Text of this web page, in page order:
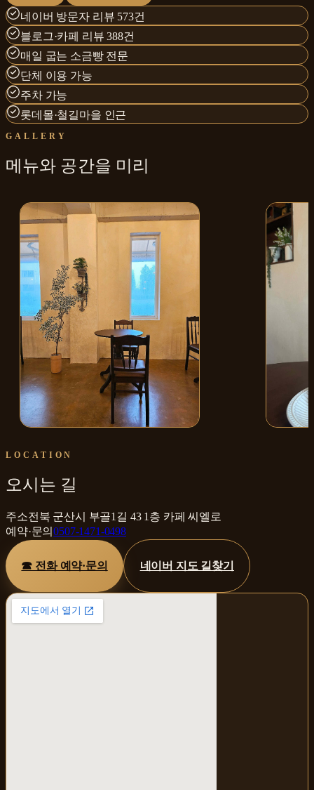
네이버 방문자 리뷰 573건
블로그·카페 리뷰 388건
매일 굽는 소금빵 전문
단체 이용 가능
주차 가능
롯데몰·철길마을 인근
GALLERY
메뉴와 공간을 미리
LOCATION
오시는 길
주소전북 군산시 부골1길 43 1층 카페 씨엘로
예약·문의0507-1471-0498
☎ 전화 예약·문의 네이버 지도 길찾기